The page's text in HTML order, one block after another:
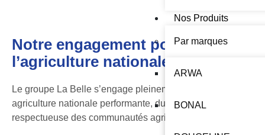
Nos Produits
Par marques
ARWA
BONAL
Notre engagement pour
l’agriculture nationale
Le groupe La Belle s’engage pleinement en faveur d’une
agriculture nationale performante, durable et
respectueuse des communautés agricoles locales.